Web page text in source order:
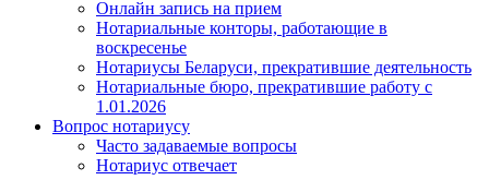
Онлайн запись на прием
Нотариальные конторы, работающие в
воскресенье
Нотариусы Беларуси, прекратившие деятельность
Нотариальные бюро, прекратившие работу с
1.01.2026
Вопрос нотариусу
Часто задаваемые вопросы
Нотариус отвечает